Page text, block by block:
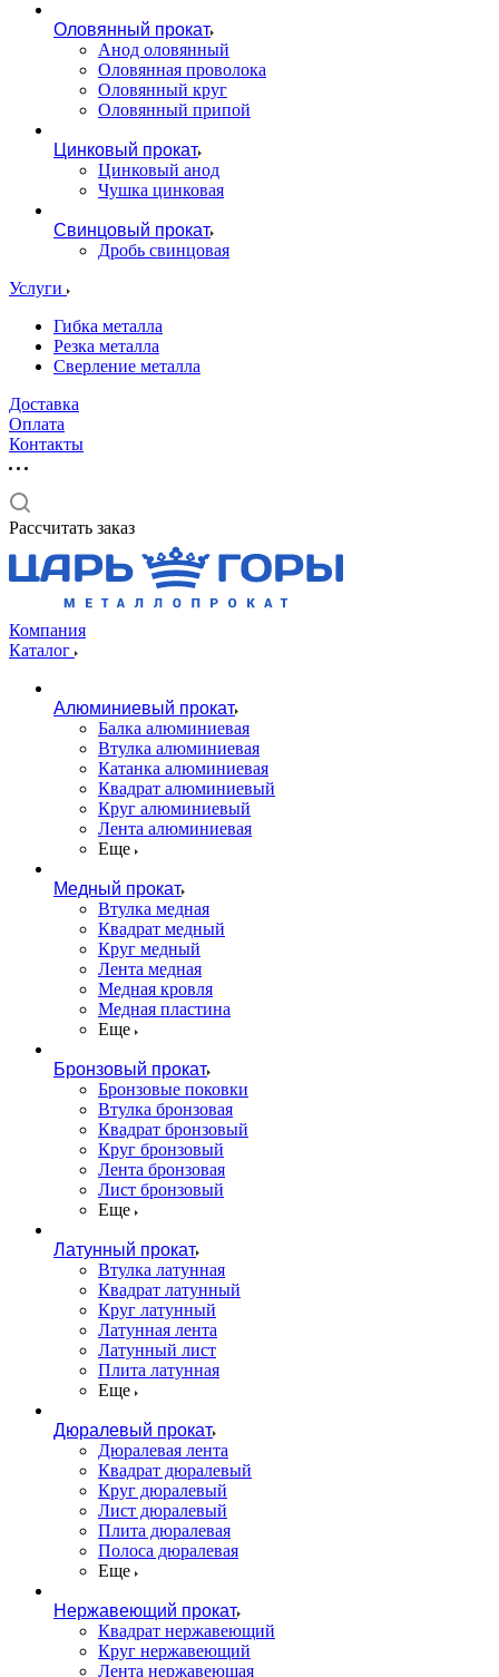
Оловянный прокат
Анод оловянный
Оловянная проволока
Оловянный круг
Оловянный припой
Цинковый прокат
Цинковый анод
Чушка цинковая
Свинцовый прокат
Дробь свинцовая
Услуги
Гибка металла
Резка металла
Сверление металла
Доставка
Оплата
Контакты
Рассчитать заказ
Компания
Каталог
Алюминиевый прокат
Балка алюминиевая
Втулка алюминиевая
Катанка алюминиевая
Квадрат алюминиевый
Круг алюминиевый
Лента алюминиевая
Еще
Медный прокат
Втулка медная
Квадрат медный
Круг медный
Лента медная
Медная кровля
Медная пластина
Еще
Бронзовый прокат
Бронзовые поковки
Втулка бронзовая
Квадрат бронзовый
Круг бронзовый
Лента бронзовая
Лист бронзовый
Еще
Латунный прокат
Втулка латунная
Квадрат латунный
Круг латунный
Латунная лента
Латунный лист
Плита латунная
Еще
Дюралевый прокат
Дюралевая лента
Квадрат дюралевый
Круг дюралевый
Лист дюралевый
Плита дюралевая
Полоса дюралевая
Еще
Нержавеющий прокат
Квадрат нержавеющий
Круг нержавеющий
Лента нержавеющая